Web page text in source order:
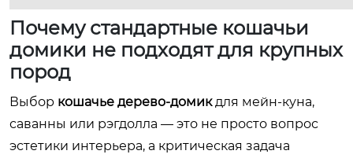
Почему стандартные кошачьи
домики не подходят для крупных
пород
Выбор кошачье дерево-домикдля мейн-куна,
саванны или рэгдолла — это не просто вопрос
эстетики интерьера, а критическая задача